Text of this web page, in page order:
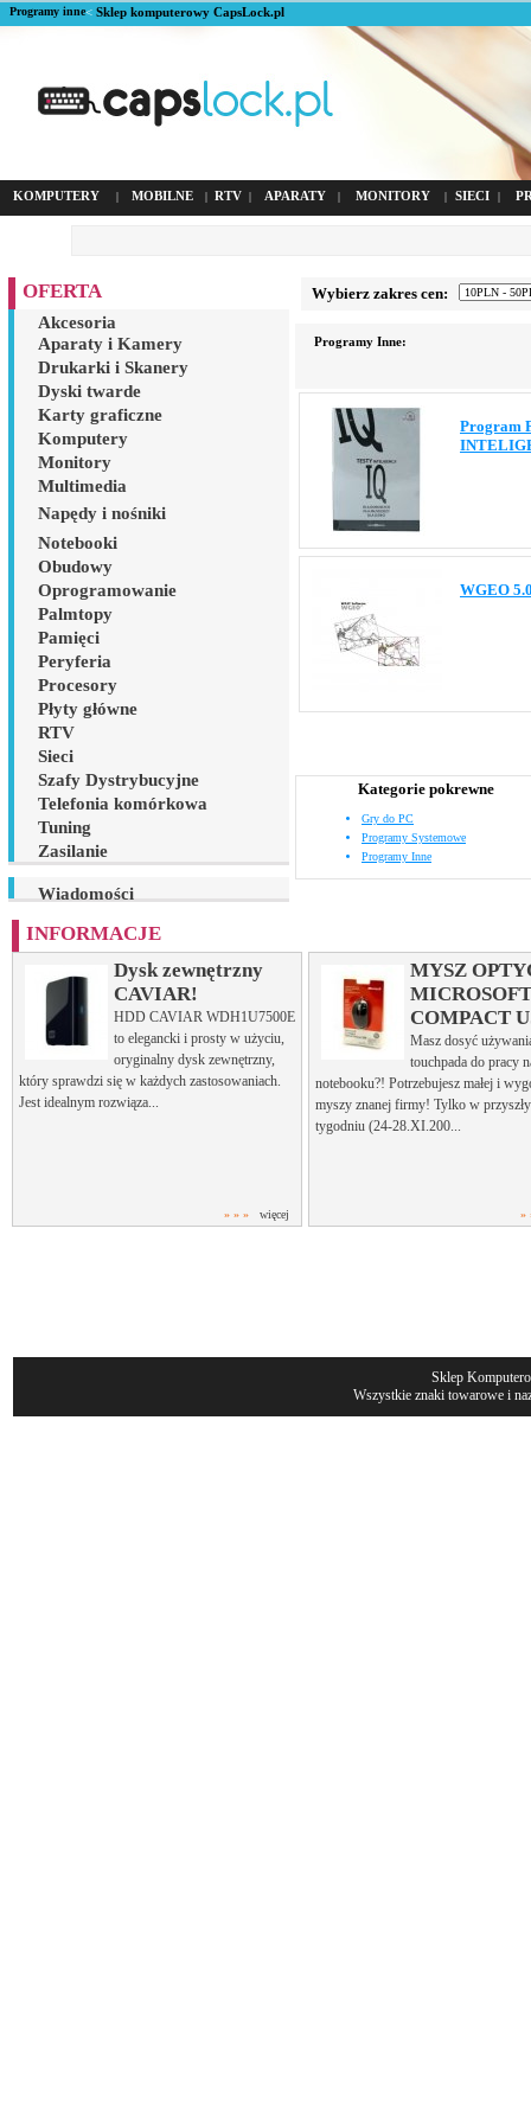
Programy inne< Sklep komputerowy CapsLock.pl
KOMPUTERY | MOBILNE | RTV | APARATY | MONITORY | SIECI |
OFERTA
Akcesoria
Aparaty i Kamery
Drukarki i Skanery
Dyski twarde
Karty graficzne
Komputery
Monitory
Multimedia
Napędy i nośniki
Notebooki
Obudowy
Oprogramowanie
Palmtopy
Pamięci
Peryferia
Procesory
Płyty główne
RTV
Sieci
Szafy Dystrybucyjne
Telefonia komórkowa
Tuning
Zasilanie
Wiadomości
Wybierz zakres cen:
Programy Inne:
Program
WGEO
Kategorie pokrewne
Gry do PC
Programy Systemowe
Programy Inne
INFORMACJE
Dysk zewnętrzny
CAVIAR!
HDD CAVIAR WDH1U7500E
to elegancki i prosty w użyciu,
oryginalny dysk zewnętrzny,
który sprawdzi się w każdych zastosowaniach.
Jest idealnym rozwiąza...
» » » więcej
MYSZ
MICROSOFT
COMPACT
Masz dosyć
touchpada do pracy
notebooku?! Potrzebujesz małej i
myszy znanej firmy! Tylko w
tygodniu (24-28.XI.200...
»
Sklep
Wszystkie znaki towarowe i